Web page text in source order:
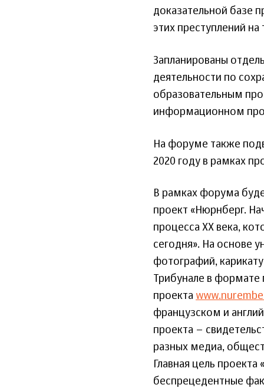
доказательной базе
этих преступлений
Запланированы
деятельности по
образовательным
информационном
На форуме также
2020 году в рамках
В рамках форума
проект «Нюрнберг.
процесса ХХ века,
сегодня». На основе
фотографий,
Трибунале в
проекта
французском и
проекта –
разных медиа,
Главная цель
беспрецедентные